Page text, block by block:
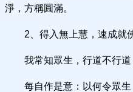
淨，方稱圓滿。
2、得入無上慧，速成就
我常知眾生，行道不行道
每自作是意：以何令眾生